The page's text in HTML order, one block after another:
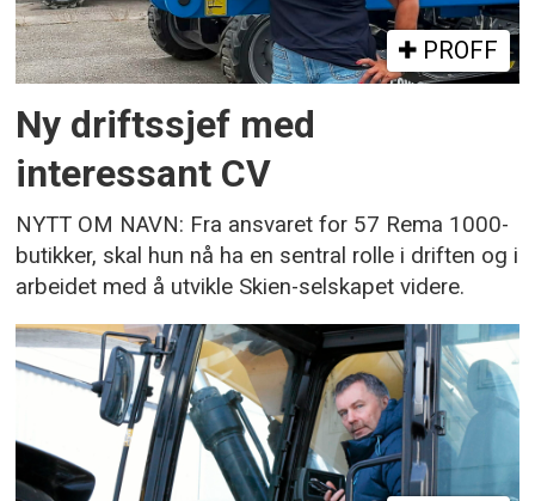
PROFF
Ny driftssjef med
interessant CV
NYTT OM NAVN: Fra ansvaret for 57 Rema 1000-
butikker, skal hun nå ha en sentral rolle i driften og i
arbeidet med å utvikle Skien-selskapet videre.